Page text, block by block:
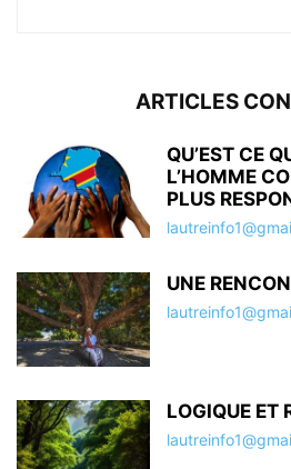
ARTICLES
QU’EST CE
L’HOMME
PLUS
UNE
LOGIQUE ET